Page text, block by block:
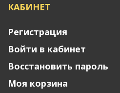
КАБИНЕТ
Регистрация
Войти в кабинет
Восстановить пароль
Моя корзина